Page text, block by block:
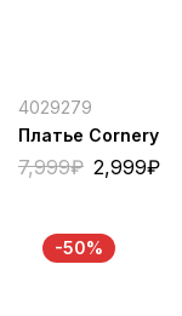
4029279
Платье Cornery
7,999₽ 2,999₽
-50%